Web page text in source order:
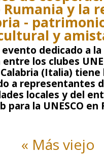
y la
-
y
dedicado a
los clubes
(Italia)
a representantes
locales y del
para la UNESCO
« Más viejo